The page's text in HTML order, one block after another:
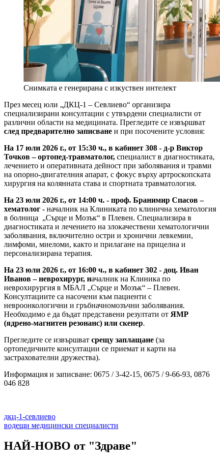
Снимката е генерирана с изкуствен интелект
През месец юли „ДКЦ-1 – Севлиево“ организира
специализирани консултации с утвърдени специалисти от
различни области на медицината. Прегледите се извършват
след предварително записване и при посочените условия:
На 17 юли 2026 г., от 15:30 ч., в кабинет 308 - д-р Виктор
Точков – ортопед-травматолог, специалист в диагностиката,
лечението и оперативната дейност при заболявания и травми
на опорно-двигателния апарат, с фокус върху артроскопската
хирургия на колянната става и спортната травматология.
На 23 юли 2026 г., от 14:00 ч. - проф. Бранимир Спасов –
хематолог - началник на Клиниката по клинична хематология
в болница „Сърце и Мозък“ в Плевен. Специализира в
диагностиката и лечението на злокачествени хематологични
заболявания, включително остри и хронични левкемии,
лимфоми, миеломи, както и прилагане на прицелна и
персонализирана терапия.
На 23 юли 2026 г., от 16:00 ч., в кабинет 302 - доц. Иван
Иванов – неврохирург, началник на Клиника по
неврохирургия в МБАЛ „Сърце и Мозък“ – Плевен.
Консултациите са насочени към пациенти с
невроонкологични и гръбначномозъчни заболявания.
Необходимо е да бъдат представени резултати от ЯМР
(ядрено-магнитен резонанс) или скенер.
Прегледите се извършват срещу заплащане (за
ортопедичните консултации се приемат и карти на
застрахователни дружества).
Информация и записване: 0675 / 3-42-15, 0675 / 9-66-93, 0876
046 828
дкц-1-севлиево
водещи медицински специалисти
НАЙ-НОВО от "Здраве"